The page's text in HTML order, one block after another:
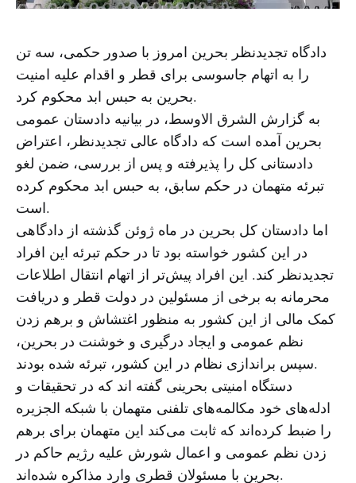
دادگاه تجدیدنظر بحرین امروز با صدور حکمی، سه تن
را به اتهام جاسوسی برای قطر و اقدام علیه امنیت
بحرین به حبس ابد محکوم کرد.
به گزارش الشرق الاوسط، در بیانیه دادستان عمومی
بحرین آمده است که دادگاه عالی تجدیدنظر، اعتراض
دادستانی کل را پذیرفته و پس از بررسی، ضمن لغو
تبرئه متهمان در حکم سابق، به حبس ابد محکوم کرده
است.
اما دادستان کل بحرین در ماه ژوئن گذشته از دادگاهی
در این کشور خواسته بود تا در حکم تبرئه این افراد
تجدیدنظر کند. این افراد پیش‌تر از اتهام انتقال اطلاعات
محرمانه به برخی از مسئولین در دولت قطر و دریافت
کمک مالی از این کشور به منظور اغتشاش و برهم زدن
نظم عمومی و ایجاد درگیری‌ و خوشنت در بحرین،
سپس براندازی نظام در این کشور، تبرئه شده بودند.
دستگاه امنیتی بحرینی گفته اند که در تحقیقات و
ادله‌های خود مکالمه‌های تلفنی متهمان با شبکه الجزیره
را ضبط کرده‌اند که ثابت می‌کند این متهمان برای برهم
زدن نظم عمومی و اعمال شورش علیه رژیم حاکم در
بحرین با مسئولان قطری وارد مذاکره شده‌اند.